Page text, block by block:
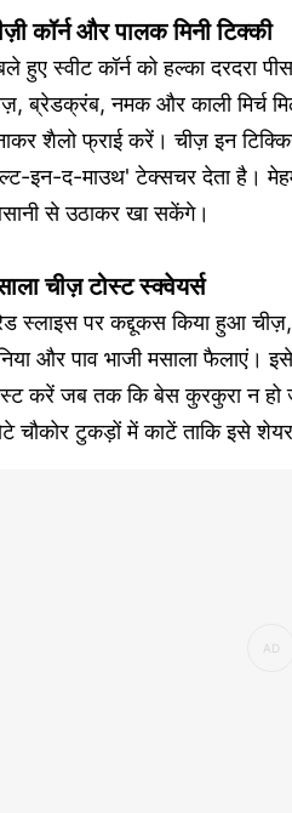
कॉर्न और पालक मिनी टिक्की
हुए स्वीट कॉर्न को हल्का दरदरा
ब्रेडक्रंब, नमक और काली मिर्च
शैलो फ्राई करें। चीज़ इन
इन-द-माउथ' टेक्सचर देता है।
से उठाकर खा सकेंगे।
चीज़ टोस्ट स्क्वेयर्स
स्लाइस पर कद्दूकस किया हुआ चीज़,
और पाव भाजी मसाला
करें जब तक कि बेस कुरकुरा न
चौकोर टुकड़ों में काटें ताकि इसे